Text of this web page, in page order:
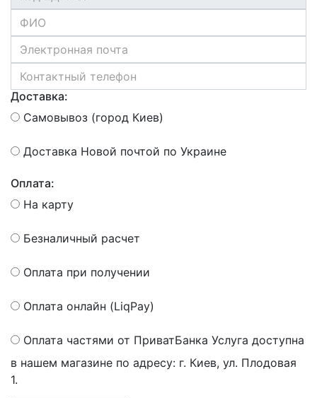
Доставка:
Самовывоз (город Киев)
Доставка Новой почтой по Украине
Оплата:
На карту
Безналичный расчет
Оплата при получении
Оплата онлайн (LiqPay)
Оплата частями от ПриватБанка Услуга доступна
в нашем магазине по адресу: г. Киев, ул. Плодовая
1.